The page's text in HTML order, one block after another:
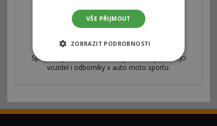
Spolupracujeme
Splupracujeme s autorizovanými servisy, prodejci
vozidel i odborníky v auto moto sportu.
VŠE PŘIJMOUT
ZOBRAZIT PODROBNOSTI